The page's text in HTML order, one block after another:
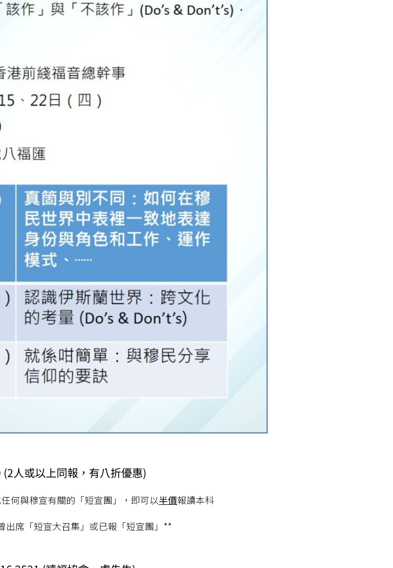
(2人或以上同報，有八折優惠)
何與穆宣有關的「短宣團」，即可以半價報讀本科
出席「短宣大召集」或已報「短宣團」**